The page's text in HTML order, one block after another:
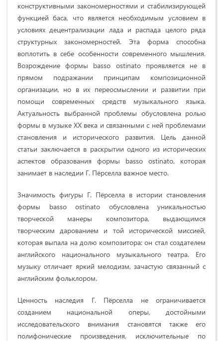
конструктивными закономерностями и стабилизирующей
функцией баса, что является необходимым условием в
условиях децентрализации лада и распада целого ряда
структурных закономерностей. Эта форма способна
воплотить в себе особенности современного мышления.
Возрождение формы basso ostinato проявляется не в
прямом подражании принципам композиционной
организации, но в их переосмыслении и развитии при
помощи современных средств музыкального языка.
Актуальность выбранной проблемы обусловлена ролью
формы в музыке ХХ века и связанными с ней проблемами
становления и исторического развития. Цель данной
статьи заключается в раскрытии одного из исторических
аспектов образования формы basso ostinato, которая
занимает в наследии Г. Пёрселла важное место.
Значимость фигуры Г. Пёрселла в истории становления
формы basso ostinato обусловлена уникальностью
творческой манеры композитора, выдающимся
творческим дарованием и той исторической миссией,
которая выпала на долю композитора: он стал создателем
английского национального музыкального театра. Его
музыку отличает яркий мелодизм, зачастую связанный с
английским фольклором.
Ценность наследия Г. Пёрселла не ограничивается
созданием национальной оперы, достойными
исследовательского внимания становятся также его
полифонические произведения, исключительные по